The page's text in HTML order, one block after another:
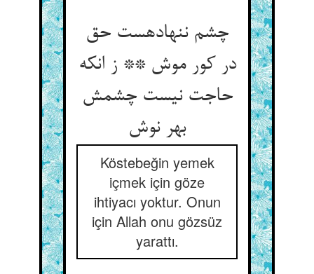
چشم ننهاده‏ست حق
در کور موش ** ز انکه
حاجت نیست چشمش
بهر نوش‏
Köstebeğin yemek
içmek için göze
ihtiyacı yoktur. Onun
için Allah onu gözsüz
yarattı.